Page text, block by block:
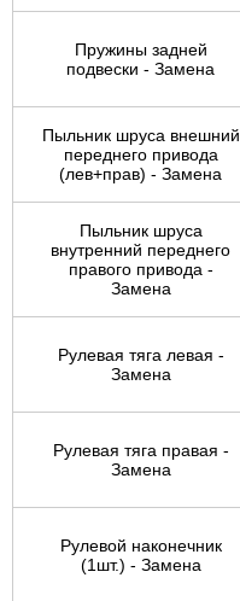
Пружины задней
подвески - Замена
Пыльник шруса внешний
переднего привода
(лев+прав) - Замена
Пыльник шруса
внутренний переднего
правого привода -
Замена
Рулевая тяга левая -
Замена
Рулевая тяга правая -
Замена
Рулевой наконечник
(1шт.) - Замена